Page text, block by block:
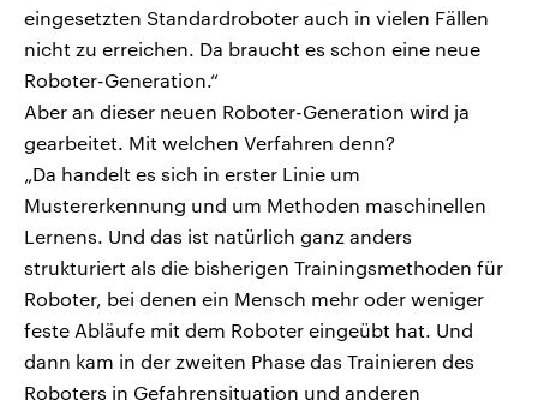
eingesetzten Standardroboter auch in vielen Fällen
nicht zu erreichen. Da braucht es schon eine neue
Roboter-Generation.“
Aber an dieser neuen Roboter-Generation wird ja
gearbeitet. Mit welchen Verfahren denn?
„Da handelt es sich in erster Linie um
Mustererkennung und um Methoden maschinellen
Lernens. Und das ist natürlich ganz anders
strukturiert als die bisherigen Trainingsmethoden für
Roboter, bei denen ein Mensch mehr oder weniger
feste Abläufe mit dem Roboter eingeübt hat. Und
dann kam in der zweiten Phase das Trainieren des
Roboters in Gefahrensituation und anderen